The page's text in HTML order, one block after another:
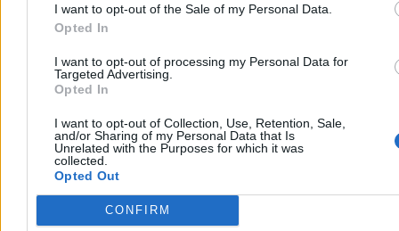
I want to opt-out of the Sale of my Personal Data.
Opted In
I want to opt-out of processing my Personal Data for
Targeted Advertising.
Opted In
I want to opt-out of Collection, Use, Retention, Sale,
and/or Sharing of my Personal Data that Is
Unrelated with the Purposes for which it was
collected.
Opted Out
CONFIRM
Kryzys migracyjny w Ceucie. Wśród migrantów
dużo dziewczynek i dzieci
Hiszpański rząd przyznaje, że wśród dzieci migrantów, którzy
dotarli do Ceuty z Maroka w ramach fali ok. 72 tys. osób, jest coraz
więcej osób poniżej 13. roku życia. Ministra Sira Rego zapewnia, że
Hiszpania nie stawia oporu wobec ich powrotu do Maroka, o ile
respektowane jest prawo dzieci.